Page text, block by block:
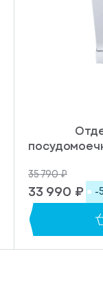
35 790 ₽
33 990 ₽ -